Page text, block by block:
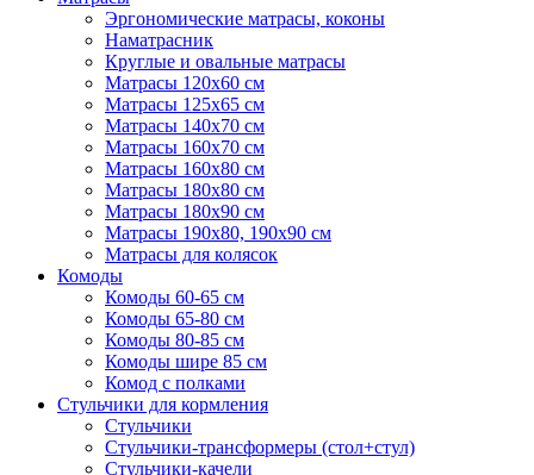
Эргономические матрасы, коконы
Наматрасник
Круглые и овальные матрасы
Матрасы 120х60 см
Матрасы 125х65 см
Матрасы 140х70 см
Матрасы 160х70 см
Матрасы 160х80 см
Матрасы 180х80 см
Матрасы 180х90 см
Матрасы 190х80, 190х90 см
Матрасы для колясок
Комоды
Комоды 60-65 см
Комоды 65-80 см
Комоды 80-85 см
Комоды шире 85 см
Комод с полками
Стульчики для кормления
Стульчики
Стульчики-трансформеры (стол+стул)
Стульчики-качели